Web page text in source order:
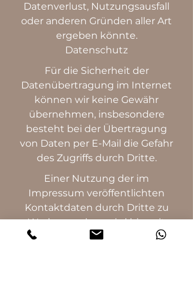
Datenverlust, Nutzungsausfall
oder anderen Gründen aller Art
ergeben könnte.
Datenschutz
Für die Sicherheit der
Datenübertragung im Internet
können wir keine Gewähr
übernehmen, insbesondere
besteht bei der Übertragung
von Daten per E-Mail die Gefahr
des Zugriffs durch Dritte.
Einer Nutzung der im
Impressum veröffentlichten
Kontaktdaten durch Dritte zu
Werbezwecken wird hiermit
ausdrücklich widersprochen.